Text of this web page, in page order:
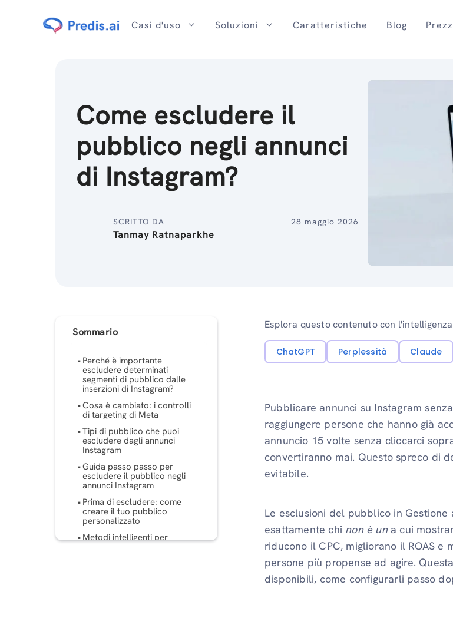
Casi d'uso Soluzioni Caratteristiche Blog
Come escludere il
pubblico negli annunci
di Instagram?
SCRITTO DA
Tanmay Ratnaparkhe
28 maggio 2026
Sommario
Perché è importante
escludere determinati
segmenti di pubblico dalle
inserzioni di Instagram?
Cosa è cambiato: i controlli
di targeting di Meta
Tipi di pubblico che puoi
escludere dagli annunci
Instagram
Guida passo passo per
escludere il pubblico negli
annunci Instagram
Prima di escludere: come
creare il tuo pubblico
personalizzato
Metodi intelligenti per
Esplora questo contenuto con
ChatGPT Perplessità Claude
Pubblicare annunci su Instagram
raggiungere persone che hanno già
annuncio 15 volte senza cliccarci
convertiranno mai. Questo spreco di
evitabile.
Le esclusioni del pubblico in
esattamente chi non è una cui
riducono il CPC, migliorano il ROAS
persone più propense ad agire.
disponibili, come configurarli passo